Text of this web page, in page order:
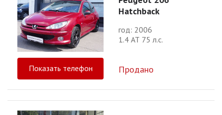
Hatchback
год: 2006
1.4 АТ 75 л.с.
Показать телефон Продано